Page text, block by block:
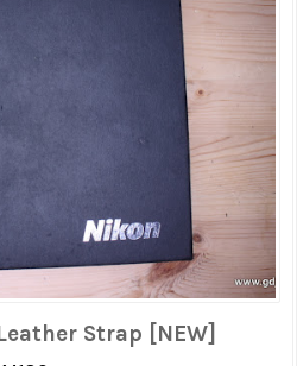
Strap [NEW]